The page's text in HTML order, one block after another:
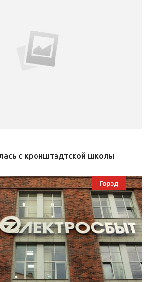
с кронштадтской школы
Город